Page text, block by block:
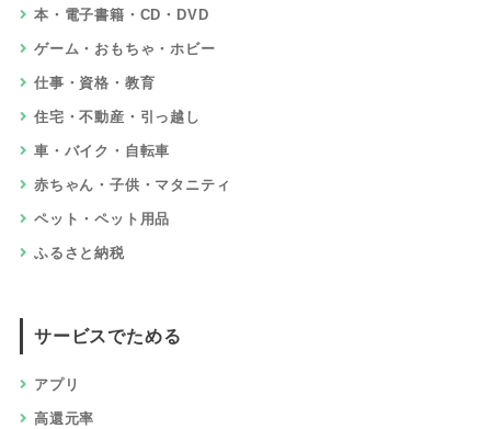
本・電子書籍・CD・DVD
ゲーム・おもちゃ・ホビー
仕事・資格・教育
住宅・不動産・引っ越し
車・バイク・自転車
赤ちゃん・子供・マタニティ
ペット・ペット用品
ふるさと納税
サービスでためる
アプリ
高還元率